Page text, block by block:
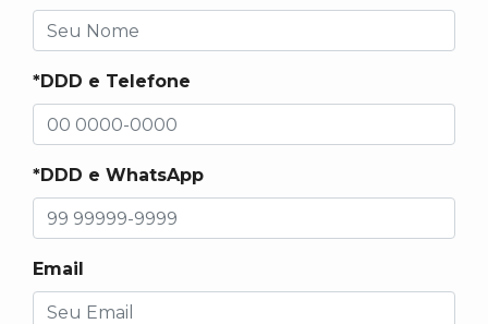
*DDD e Telefone
*DDD e WhatsApp
Email